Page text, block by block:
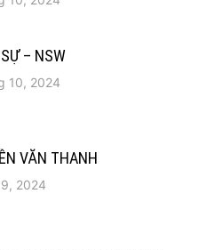
– NSW
10, 2024
VĂN THANH
2024